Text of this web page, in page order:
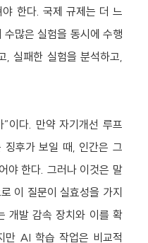
한다. 국제 규제는 더 느
많은 실험을 동시에 수행
, 실패한 실험을 분석하고,
이다. 만약 자기개선 루프
징후가 보일 때, 인간은 그
야 한다. 그러나 이것은 말
이 질문이 실효성을 가지
개발 감속 장치와 이를 확
만 AI 학습 작업은 비교적